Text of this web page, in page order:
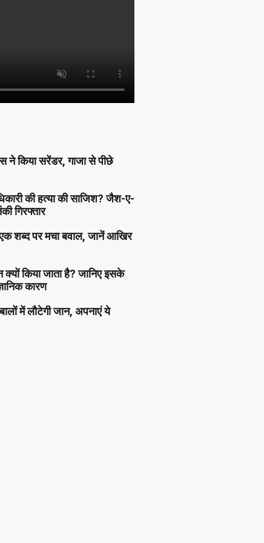
ने किया सरेंडर, गाजा से पीछे
की हत्या की साजिश? जैश-ए-
गिरफ्तार
शब्द पर मचा बवाल, जानें आखिर
क्यों किया जाता है? जानिए इसके
कारण
में लौटेगी जान, अपनाएं ये